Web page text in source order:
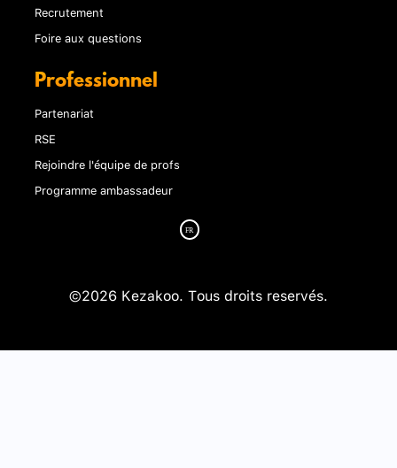
Recrutement
Foire aux questions
Professionnel
Partenariat
RSE
Rejoindre l'équipe de profs
Programme ambassadeur
©2026 Kezakoo. Tous droits reservés.